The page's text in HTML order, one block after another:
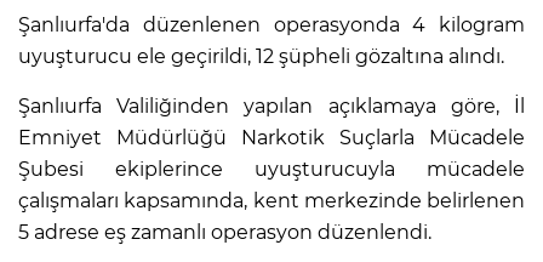
Şanlıurfa'da düzenlenen operasyonda 4 kilogram
uyuşturucu ele geçirildi, 12 şüpheli gözaltına alındı.
Şanlıurfa Valiliğinden yapılan açıklamaya göre, İl
Emniyet Müdürlüğü Narkotik Suçlarla Mücadele
Şubesi ekiplerince uyuşturucuyla mücadele
çalışmaları kapsamında, kent merkezinde belirlenen
5 adrese eş zamanlı operasyon düzenlendi.